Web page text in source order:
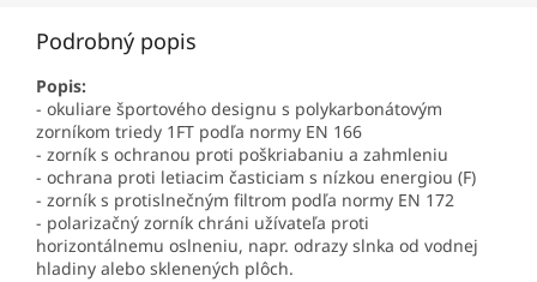
Podrobný popis
Popis:
- okuliare športového designu s polykarbonátovým
zorníkom triedy 1FT podľa normy EN 166
- zorník s ochranou proti poškriabaniu a zahmleniu
- ochrana proti letiacim časticiam s nízkou energiou (F)
- zorník s protislnečným filtrom podľa normy EN 172
- polarizačný zorník chráni užívateľa proti
horizontálnemu oslneniu, napr. odrazy slnka od vodnej
hladiny alebo sklenených plôch.